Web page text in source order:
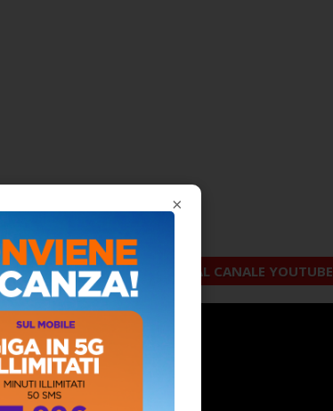
×
ISCRIVITI AL CANALE YOUTUBE